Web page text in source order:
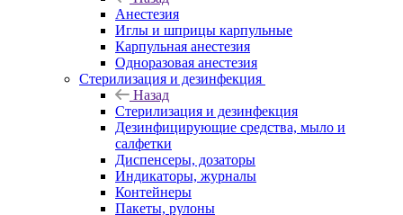
Анестезия
Иглы и шприцы карпульные
Карпульная анестезия
Одноразовая анестезия
Стерилизация и дезинфекция
Назад
Стерилизация и дезинфекция
Дезинфицирующие средства, мыло и
салфетки
Диспенсеры, дозаторы
Индикаторы, журналы
Контейнеры
Пакеты, рулоны